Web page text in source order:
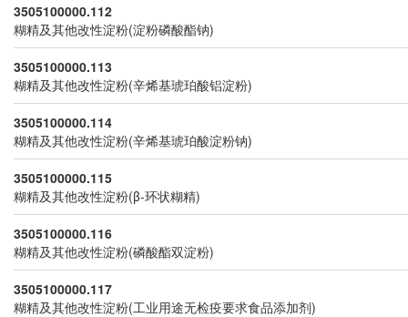
3505100000.112
糊精及其他改性淀粉(淀粉磷酸酯钠)
3505100000.113
糊精及其他改性淀粉(辛烯基琥珀酸铝淀粉)
3505100000.114
糊精及其他改性淀粉(辛烯基琥珀酸淀粉钠)
3505100000.115
糊精及其他改性淀粉(β-环状糊精)
3505100000.116
糊精及其他改性淀粉(磷酸酯双淀粉)
3505100000.117
糊精及其他改性淀粉(工业用途无检疫要求食品添加剂)